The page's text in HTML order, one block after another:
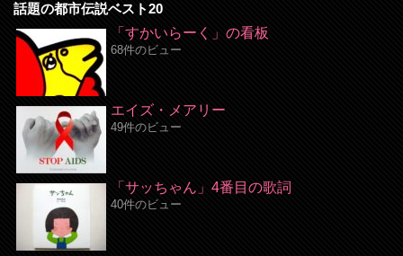
話題の都市伝説ベスト20
「すかいらーく」の看板
68件のビュー
エイズ・メアリー
49件のビュー
「サッちゃん」4番目の歌詞
40件のビュー